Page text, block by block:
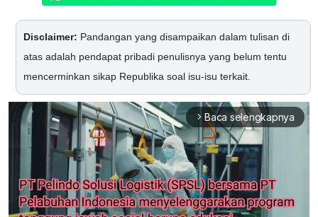
Disclaimer: Pandangan yang disampaikan dalam tulisan di
atas adalah pendapat pribadi penulisnya yang belum tentu
mencerminkan sikap Republika soal isu-isu terkait.
arrow_forward_ios Baca selengkapnya